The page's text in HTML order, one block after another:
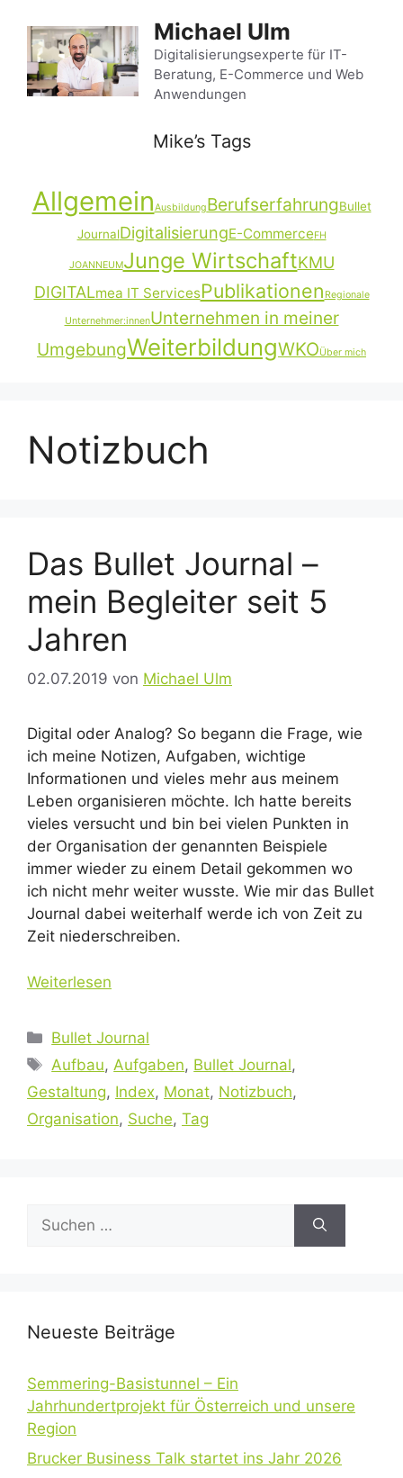
Inhalt
springen
Michael Ulm
Digitalisierungsexperte für IT-
Beratung, E-Commerce und Web
Anwendungen
Mike’s Tags
AllgemeinAusbildungBerufserfahrungBullet
JournalDigitalisierungE-CommerceFH
JOANNEUMJunge WirtschaftKMU
DIGITALmea IT ServicesPublikationen Regionale
Unternehmer:innenUnternehmen in meiner
UmgebungWeiterbildungWKOÜber mich
Notizbuch
Das Bullet Journal –
mein Begleiter seit 5
Jahren
02.07.2019 von Michael Ulm
Digital oder Analog? So begann die Frage, wie
ich meine Notizen, Aufgaben, wichtige
Informationen und vieles mehr aus meinem
Leben organisieren möchte. Ich hatte bereits
vieles versucht und bin bei vielen Punkten in
der Organisation der genannten Beispiele
immer wieder zu einem Detail gekommen wo
ich nicht mehr weiter wusste. Wie mir das Bullet
Journal dabei weiterhalf werde ich von Zeit zu
Zeit niederschreiben.
Weiterlesen
Kategorien
Bullet Journal
Schlagwörter
Aufbau, Aufgaben, Bullet Journal,
Gestaltung, Index, Monat, Notizbuch,
Organisation, Suche, Tag
nach:
Neueste Beiträge
Semmering-Basistunnel – Ein
Jahrhundertprojekt für Österreich und unsere
Region
Brucker Business Talk startet ins Jahr 2026